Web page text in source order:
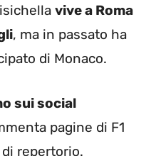
vive a Roma
, ma in passato ha
di Monaco.
sui social
pagine di F1
repertorio.